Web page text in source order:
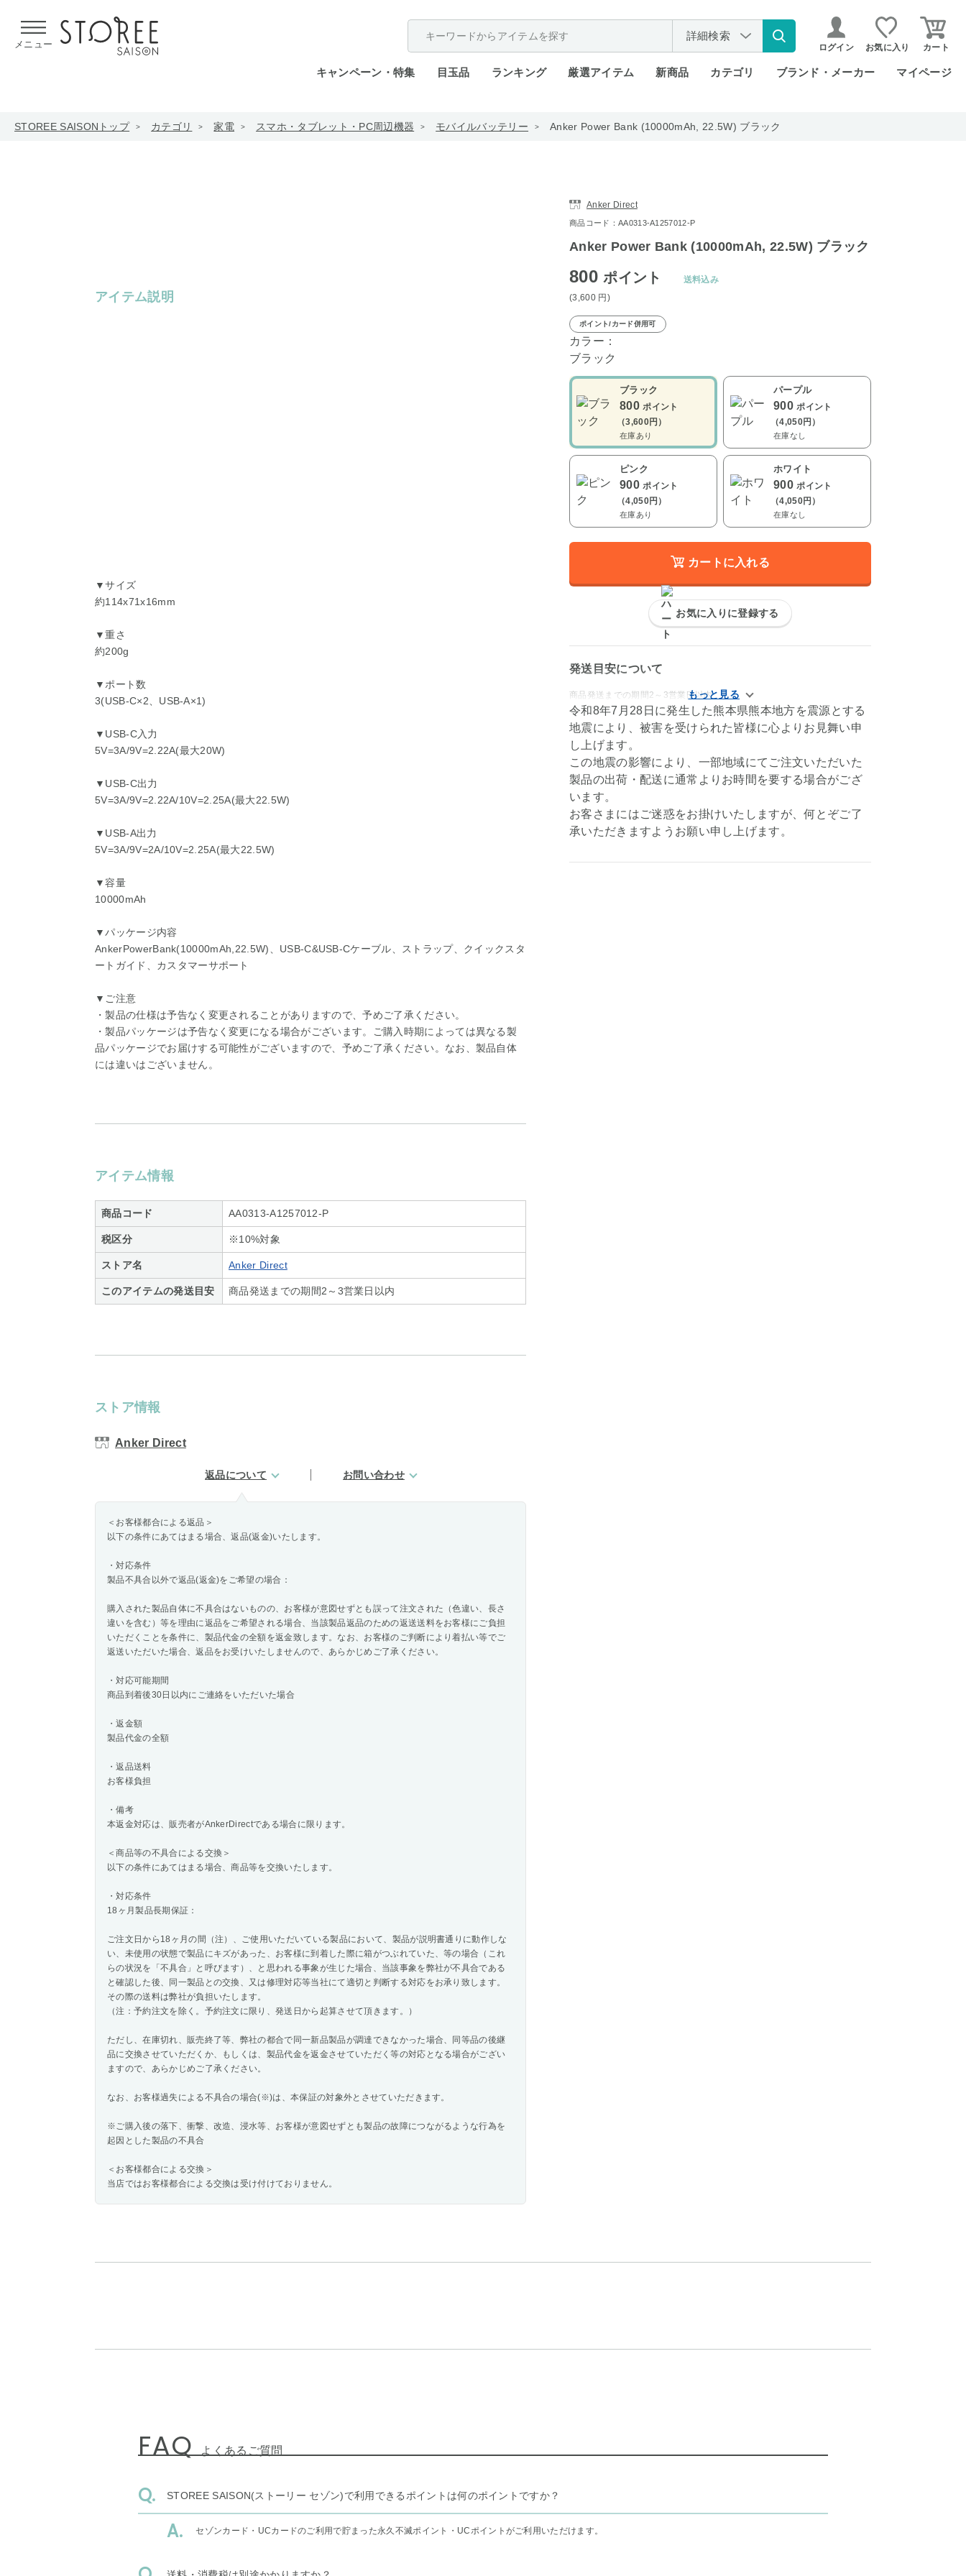
メニュー
詳細検索
ログイン お気に入り カート
キャンペーン・特集 目玉品 ランキング 厳選アイテム 新商品 カテゴリ ブランド・メーカー マイページ
STOREE SAISONトップ カテゴリ 家電 スマホ・タブレット・PC周辺機器 モバイルバッテリー Anker Power Bank (10000mAh, 22.5W) ブラック
アイテム説明
▼サイズ
約114x71x16mm
▼重さ
約200g
▼ポート数
3(USB-C×2、USB-A×1)
▼USB-C入力
5V=3A/9V=2.22A(最大20W)
▼USB-C出力
5V=3A/9V=2.22A/10V=2.25A(最大22.5W)
▼USB-A出力
5V=3A/9V=2A/10V=2.25A(最大22.5W)
▼容量
10000mAh
▼パッケージ内容
AnkerPowerBank(10000mAh,22.5W)、USB-C&USB-Cケーブル、ストラップ、クイックスタ
ートガイド、カスタマーサポート
▼ご注意
・製品の仕様は予告なく変更されることがありますので、予めご了承ください。
・製品パッケージは予告なく変更になる場合がございます。ご購入時期によっては異なる製
品パッケージでお届けする可能性がございますので、予めご了承ください。なお、製品自体
には違いはございません。
アイテム情報
商品コード AA0313-A1257012-P
税区分 ※10%対象
ストア名 Anker Direct
このアイテムの発送目安 商品発送までの期間2～3営業日以内
ストア情報
Anker Direct
返品について お問い合わせ
＜お客様都合による返品＞
以下の条件にあてはまる場合、返品(返金)いたします。
・対応条件
製品不具合以外で返品(返金)をご希望の場合：
購入された製品自体に不具合はないものの、お客様が意図せずとも誤って注文された（色違い、長さ
違いを含む）等を理由に返品をご希望される場合、当該製品返品のための返送送料をお客様にご負担
いただくことを条件に、製品代金の全額を返金致します。なお、お客様のご判断により着払い等でご
返送いただいた場合、返品をお受けいたしませんので、あらかじめご了承ください。
・対応可能期間
商品到着後30日以内にご連絡をいただいた場合
・返金額
製品代金の全額
・返品送料
お客様負担
・備考
本返金対応は、販売者がAnkerDirectである場合に限ります。
＜商品等の不具合による交換＞
以下の条件にあてはまる場合、商品等を交換いたします。
・対応条件
18ヶ月製品長期保証：
ご注文日から18ヶ月の間（注）、ご使用いただいている製品において、製品が説明書通りに動作しな
い、未使用の状態で製品にキズがあった、お客様に到着した際に箱がつぶれていた、等の場合（これ
らの状況を「不具合」と呼びます）、と思われる事象が生じた場合、当該事象を弊社が不具合である
と確認した後、同一製品との交換、又は修理対応等当社にて適切と判断する対応をお承り致します。
その際の送料は弊社が負担いたします。
（注：予約注文を除く。予約注文に限り、発送日から起算させて頂きます。）
ただし、在庫切れ、販売終了等、弊社の都合で同一新品製品が調達できなかった場合、同等品の後継
品に交換させていただくか、もしくは、製品代金を返金させていただく等の対応となる場合がござい
ますので、あらかじめご了承ください。
なお、お客様過失による不具合の場合(※)は、本保証の対象外とさせていただきます。
※ご購入後の落下、衝撃、改造、浸水等、お客様が意図せずとも製品の故障につながるような行為を
起因とした製品の不具合
＜お客様都合による交換＞
当店ではお客様都合による交換は受け付けておりません。
Anker Direct
商品コード：AA0313-A1257012-P
Anker Power Bank (10000mAh, 22.5W) ブラック
800ポイント
(3,600 円 )
送料込み
ポイント/カード併用可
カラー：
ブラック
ブラック
800 ポイント
（3,600円）
在庫あり
パープル
900 ポイント
（4,050円）
在庫なし
ピンク
900 ポイント
（4,050円）
在庫あり
ホワイト
900 ポイント
（4,050円）
在庫なし
カートに入れる
お気に入りに登録する
発送目安について
商品発送までの期間2～3営業日以内
令和8年7月28日に発生した熊本県熊本地方を震源とする
地震により、被害を受けられた皆様に心よりお見舞い申
し上げます。
この地震の影響により、一部地域にてご注文いただいた
製品の出荷・配送に通常よりお時間を要する場合がござ
います。
お客さまにはご迷惑をお掛けいたしますが、何とぞご了
承いただきますようお願い申し上げます。
FAQ よくあるご質問
STOREE SAISON(ストーリー セゾン)で利用できるポイントは何のポイントですか？
セゾンカード・UCカードのご利用で貯まった永久不滅ポイント・UCポイントがご利用いただけます。